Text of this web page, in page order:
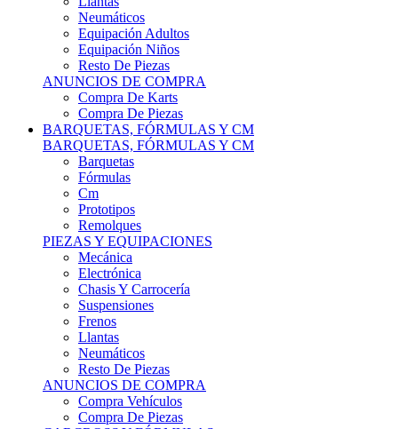
Neumáticos
Equipación Adultos
Equipación Niños
Resto De Piezas
ANUNCIOS DE COMPRA
Compra De Karts
Compra De Piezas
BARQUETAS, FÓRMULAS Y CM
BARQUETAS, FÓRMULAS Y CM
Barquetas
Fórmulas
Cm
Prototipos
Remolques
PIEZAS Y EQUIPACIONES
Mecánica
Electrónica
Chasis Y Carrocería
Suspensiones
Frenos
Llantas
Neumáticos
Resto De Piezas
ANUNCIOS DE COMPRA
Compra Vehículos
Compra De Piezas